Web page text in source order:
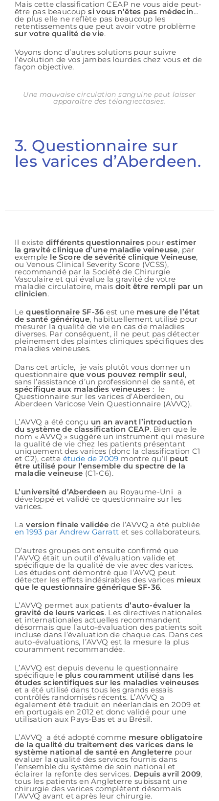
Mais cette classification CEAP ne vous aide peut-
être pas beaucoupsi vous n’êtes pas médecin…
de plus elle ne reflète pas beaucoup les
retentissements que peut avoir votre problème
sur votre qualité de vie.
Voyons donc d’autres solutions pour suivre
l’évolution de vos jambes lourdes chez vous et de
façon objective.
Une mauvaise circulation sanguine peut laisser
apparaître des télangiectasies.
3. Questionnaire sur
les varices d’Aberdeen.
Il existe différents questionnaires pourestimer
la gravité clinique d’une maladie veineuse, par
exemple le Score de sévérité clinique Veineuse,
ou Venous Clinical Severity Score (VCSS),
recommandé par la Société de Chirurgie
Vasculaire et qui évalue la gravité de votre
maladie circulatoire, mais doit être rempli par un
clinicien.
Lequestionnaire SF-36 est une mesure de l’état
de santé générique, habituellement utilisé pour
mesurer la qualité de vie en cas de maladies
diverses. Par conséquent, il ne peut pas détecter
pleinement des plaintes cliniques spécifiques des
maladies veineuses.
Dans cet article, je vais plutôt vous donner un
questionnaire que vous pouvez remplir seul,
sans l’assistance d’un professionnel de santé, et
spécifique aux maladies veineuses : le
Questionnaire sur les varices d’Aberdeen, ou
Aberdeen Varicose Vein Questionnaire (AVVQ).
L’AVVQ a été conçu un an avant l’introduction
du système de classification CEAP. Bien que le
nom « AVVQ » suggère un instrument qui mesure
la qualité de vie chez les patients présentant
uniquement des varices (donc la classification C1
et C2), cette étude de 2009 montre qu’il peut
être utilisé pour l’ensemble du spectre de la
maladie veineuse (C1-C6).
L’université d’Aberdeen au Royaume-Uni a
développé et validé ce questionnaire sur les
varices.
Laversion finale validée de l’AVVQ a été publiée
en 1993 par Andrew Garratt et ses collaborateurs.
D’autres groupes ont ensuite confirmé que
l’AVVQ était un outil d’évaluation valide et
spécifique de la qualité de vie avec des varices.
Les études ont démontré que l’AVVQ peut
détecter les effets indésirables des varices mieux
que le questionnaire générique SF-36.
L’AVVQ permet aux patients d’auto-évaluer la
gravité de leurs varices. Les directives nationales
et internationales actuelles recommandent
désormais que l’auto-évaluation des patients soit
incluse dans l’évaluation de chaque cas. Dans ces
auto-évaluations, l’AVVQ est la mesure la plus
couramment recommandée.
L’AVVQ est depuis devenu le questionnaire
spécifique le plus couramment utilisé dans les
études scientifiques sur les maladies veineuses
et a été utilisé dans tous les grands essais
contrôlés randomisés récents. L’AVVQ a
également été traduit en néerlandais en 2009 et
en portugais en 2012 et donc validé pour une
utilisation aux Pays-Bas et au Brésil.
L’AVVQ a été adopté comme mesure obligatoire
de la qualité du traitement des varices dans le
système national de santé en Angleterre pour
évaluer la qualité des services fournis dans
l’ensemble du système de soin national et
éclairer la refonte des services. Depuis avril 2009,
tous les patients en Angleterre subissant une
chirurgie des varices complètent désormais
l’AVVQ avant et après leur chirurgie.